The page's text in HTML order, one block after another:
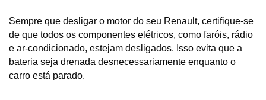
Sempre que desligar o motor do seu Renault, certifique-se
de que todos os componentes elétricos, como faróis, rádio
e ar-condicionado, estejam desligados. Isso evita que a
bateria seja drenada desnecessariamente enquanto o
carro está parado.